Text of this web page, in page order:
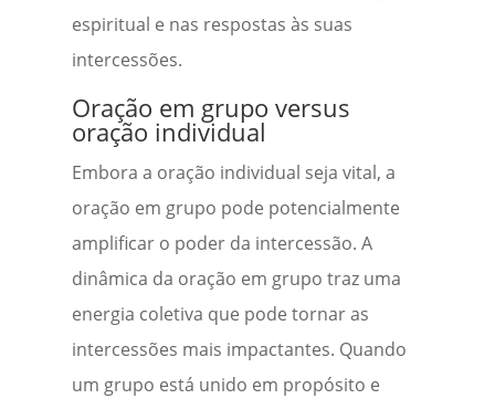
espiritual e nas respostas às suas
intercessões.
Oração em grupo versus
oração individual
Embora a oração individual seja vital, a
oração em grupo pode potencialmente
amplificar o poder da intercessão. A
dinâmica da oração em grupo traz uma
energia coletiva que pode tornar as
intercessões mais impactantes. Quando
um grupo está unido em propósito e